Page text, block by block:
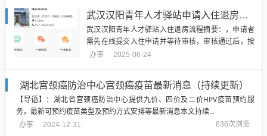
100-200字以内。...
武汉汉阳青年人才驿站申请入住退房步骤流程
武汉汉阳青年人才驿站入住退房流程摘要：，申请者
需先在线提交入住申请并等待审核，审核通过后，按
规定时间办理入住手续，包括登记个人信息、领取房
务，以满足青年人才的短期居住需求。...
办事 2025-06-24
湖北宫颈癌防治中心宫颈癌疫苗最新消息（持续更新）
【导语】：湖北省宫颈癌防治中心提供九价、四价及二价HPV疫苗预约服
务，最新可预约疫苗类型及预约方式安排等最新消息本文持续...
办事
2024-12-31 836次浏览